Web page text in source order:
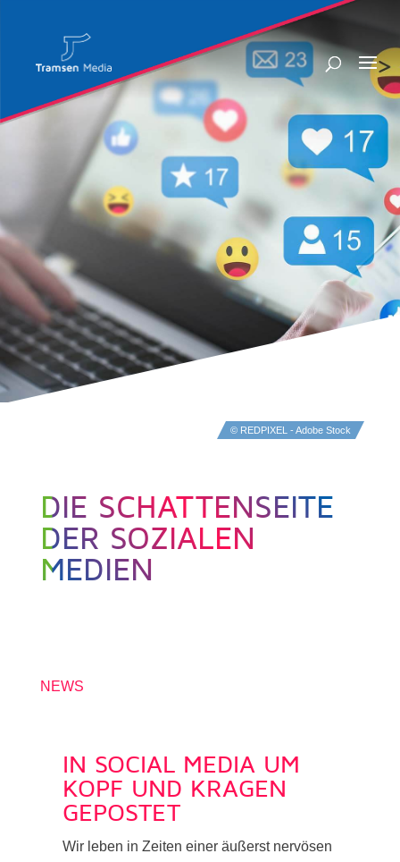
© REDPIXEL - Adobe Stock
DIE SCHATTENSEITE
DER SOZIALEN
MEDIEN
NEWS
IN SOCIAL MEDIA UM
KOPF UND KRAGEN
GEPOSTET
Wir leben in Zeiten einer äußerst nervösen